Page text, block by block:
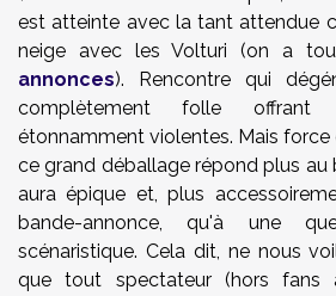
est atteinte avec la tant attendue
neige avec les Volturi (on a
annonces). Rencontre qui
complètement folle offrant
étonnamment violentes. Mais force
ce grand déballage répond plus au
aura épique et, plus
bande-annonce, qu'à une
scénaristique. Cela dit, ne nous
que tout spectateur (hors fans